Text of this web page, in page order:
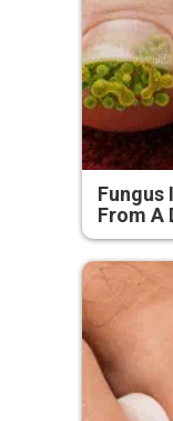
Fungus
From A